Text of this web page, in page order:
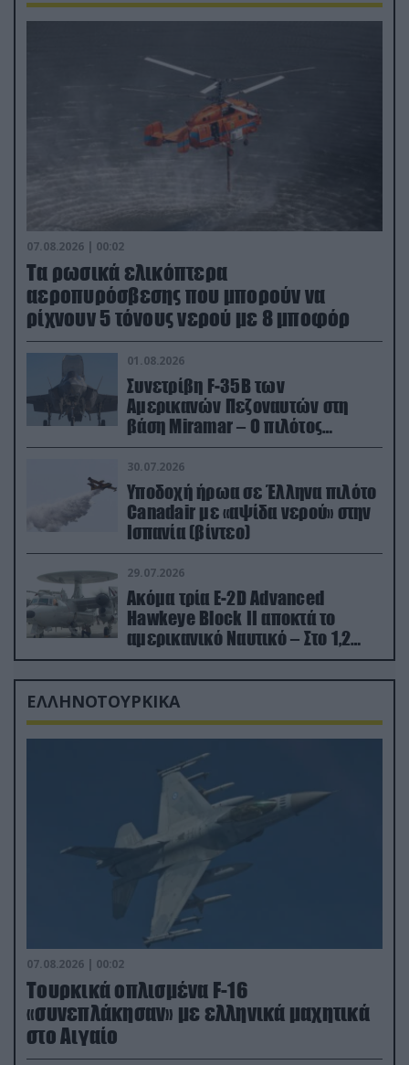
07.08.2026 | 00:02
Τα ρωσικά ελικόπτερα
αεροπυρόσβεσης που μπορούν να
ρίχνουν 5 τόνους νερού με 8 μποφόρ
01.08.2026
Συνετρίβη F-35B των
Αμερικανών Πεζοναυτών στη
βάση Miramar – Ο πιλότος
εκτινάχθηκε εγκαίρως
30.07.2026
Υποδοχή ήρωα σε Έλληνα πιλότο
Canadair με «αψίδα νερού» στην
Ισπανία (βίντεο)
29.07.2026
Ακόμα τρία E-2D Advanced
Hawkeye Block II αποκτά το
αμερικανικό Ναυτικό – Στο 1,2
δισ.δολάρια το κόστος
ΕΛΛΗΝΟΤΟΥΡΚΙΚΑ
07.08.2026 | 00:02
Τουρκικά οπλισμένα F-16
«συνεπλάκησαν» με ελληνικά μαχητικά
στο Αιγαίο